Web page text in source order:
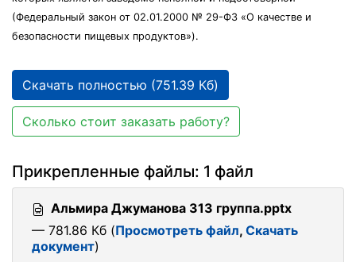
(Федеральный закон от 02.01.2000 № 29-ФЗ «О качестве и
безопасности пищевых продуктов»).
Скачать полностью (751.39 Кб)
Сколько стоит заказать работу?
Прикрепленные файлы: 1 файл
Альмира Джуманова 313 группа.pptx
— 781.86 Кб (Просмотреть файл, Скачать
документ)